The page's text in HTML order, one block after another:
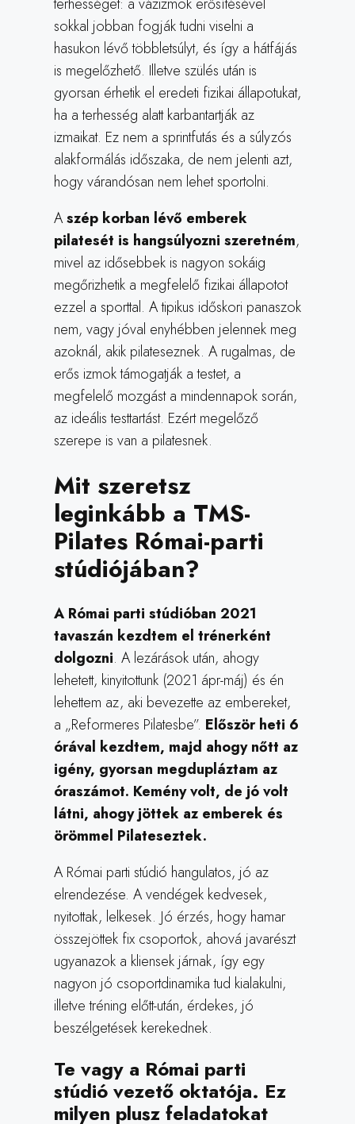
sokkal jobban fogják tudni viselni a
hasukon lévő többletsúlyt, és így a hátfájás
is megelőzhető. Illetve szülés után is
gyorsan érhetik el eredeti fizikai állapotukat,
ha a terhesség alatt karbantartják az
izmaikat. Ez nem a sprintfutás és a súlyzós
alakformálás időszaka, de nem jelenti azt,
hogy várandósan nem lehet sportolni.
Aszép korban lévő emberek
pilatesét is hangsúlyozni szeretném,
mivel az idősebbek is nagyon sokáig
megőrizhetik a megfelelő fizikai állapotot
ezzel a sporttal. A tipikus időskori panaszok
nem, vagy jóval enyhébben jelennek meg
azoknál, akik pilateseznek. A rugalmas, de
erős izmok támogatják a testet, a
megfelelő mozgást a mindennapok során,
az ideális testtartást. Ezért megelőző
szerepe is van a pilatesnek.
Mit szeretsz
leginkább a TMS-
Pilates Római-parti
stúdiójában?
A Római parti stúdióban 2021
tavaszán kezdtem el trénerként
dolgozni. A lezárások után, ahogy
lehetett, kinyitottunk (2021 ápr-máj) és én
lehettem az, aki bevezette az embereket,
a „Reformeres Pilatesbe”. Először heti 6
órával kezdtem, majd ahogy nőtt az
igény, gyorsan megdupláztam az
óraszámot. Kemény volt, de jó volt
látni, ahogy jöttek az emberek és
örömmel Pilateseztek.
A Római parti stúdió hangulatos, jó az
elrendezése. A vendégek kedvesek,
nyitottak, lelkesek. Jó érzés, hogy hamar
összejöttek fix csoportok, ahová javarészt
ugyanazok a kliensek járnak, így egy
nagyon jó csoportdinamika tud kialakulni,
illetve tréning előtt-után, érdekes, jó
beszélgetések kerekednek.
Te vagy a Római parti
stúdió vezető oktatója. Ez
milyen plusz feladatokat